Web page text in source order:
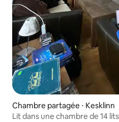
Chambre partagée ⋅ Kesklinn
Lit dans une chambre de 14